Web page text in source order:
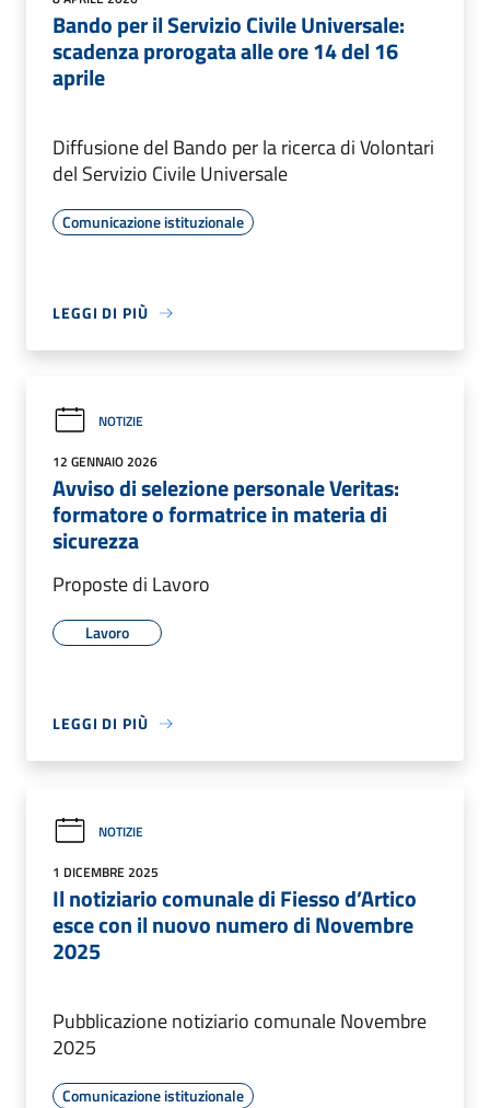
Bando per il Servizio Civile Universale:
scadenza prorogata alle ore 14 del 16
aprile
Diffusione del Bando per la ricerca di Volontari
del Servizio Civile Universale
Comunicazione istituzionale
LEGGI DI PIÙ
NOTIZIE
12 GENNAIO 2026
Avviso di selezione personale Veritas:
formatore o formatrice in materia di
sicurezza
Proposte di Lavoro
Lavoro
LEGGI DI PIÙ
NOTIZIE
1 DICEMBRE 2025
Il notiziario comunale di Fiesso d’Artico
esce con il nuovo numero di Novembre
2025
Pubblicazione notiziario comunale Novembre
2025
Comunicazione istituzionale